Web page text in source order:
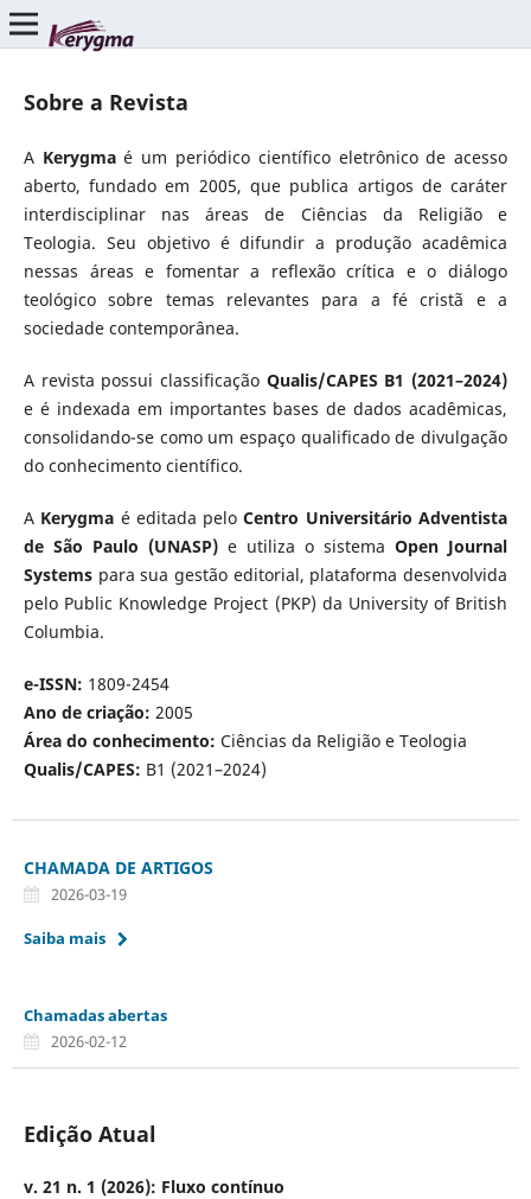
Sobre a Revista
A Kerygmaé um periódico científico eletrônico de acesso
aberto, fundado em 2005, que publica artigos de caráter
interdisciplinar nas áreas de Ciências da Religião e
Teologia. Seu objetivo é difundir a produção acadêmica
nessas áreas e fomentar a reflexão crítica e o diálogo
teológico sobre temas relevantes para a fé cristã e a
sociedade contemporânea.
A revista possui classificação Qualis/CAPES B1 (2021–2024)
e é indexada em importantes bases de dados acadêmicas,
consolidando-se como um espaço qualificado de divulgação
do conhecimento científico.
A Kerygma é editada peloCentro Universitário Adventista
de São Paulo (UNASP) e utiliza o sistemaOpen Journal
Systemspara sua gestão editorial, plataforma desenvolvida
pelo Public Knowledge Project (PKP) da University of British
Columbia.
e-ISSN: 1809-2454
Ano de criação: 2005
Área do conhecimento: Ciências da Religião e Teologia
Qualis/CAPES: B1 (2021–2024)
CHAMADA DE ARTIGOS
2026-03-19
Saiba mais
Chamadas abertas
2026-02-12
Edição Atual
v. 21 n. 1 (2026): Fluxo contínuo